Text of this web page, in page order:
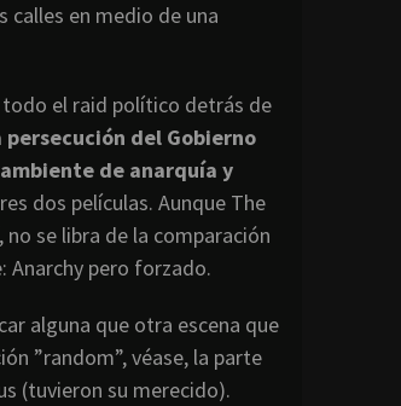
calles en medio de una
todo el raid político detrás de
del Gobierno
de anarquía y
dos películas. Aunque The
se libra de la comparación
Anarchy pero forzado.
alguna que otra escena que
”random”, véase, la parte
(tuvieron su merecido).